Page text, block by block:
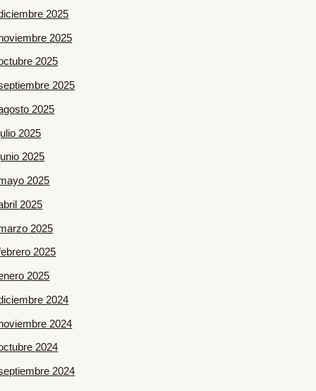
2025
2025
2025
2025
2025
2025
2025
2025
2025
2025
2025
2025
2024
2024
2024
2024